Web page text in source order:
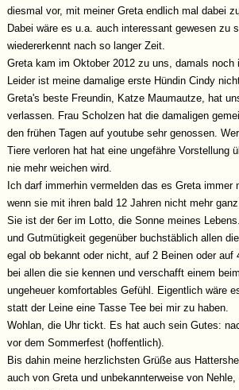
diesmal vor, mit meiner Greta endlich mal dabei
Dabei wäre es u.a. auch interessant gewesen zu
wiedererkennt nach so langer Zeit.
Greta kam im Oktober 2012 zu uns, damals noch
Leider ist meine damalige erste Hündin Cindy
Greta's beste Freundin, Katze Maumautze, hat
verlassen. Frau Scholzen hat die damaligen
den frühen Tagen auf youtube sehr genossen.
Tiere verloren hat hat eine ungefähre Vorstellung
nie mehr weichen wird.
Ich darf immerhin vermelden das es Greta immer
wenn sie mit ihren bald 12 Jahren nicht mehr
Sie ist der 6er im Lotto, die Sonne meines
und Gutmütigkeit gegenüber buchstäblich allen
egal ob bekannt oder nicht, auf 2 Beinen oder auf
bei allen die sie kennen und verschafft einem
ungeheuer komfortables Gefühl. Eigentlich wäre
statt der Leine eine Tasse Tee bei mir zu haben.
Wohlan, die Uhr tickt. Es hat auch sein Gutes:
vor dem Sommerfest (hoffentlich).
Bis dahin meine herzlichsten Grüße aus
auch von Greta und unbekannterweise von